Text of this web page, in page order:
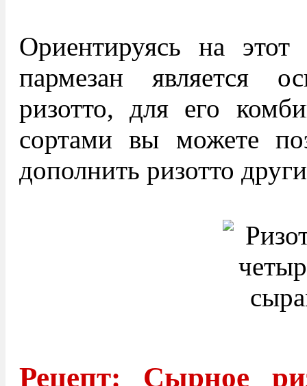
Ориентируясь на
пармезан является
ризотто, для его
сортами вы можете
дополнить ризотто
Рецепт: Сырное